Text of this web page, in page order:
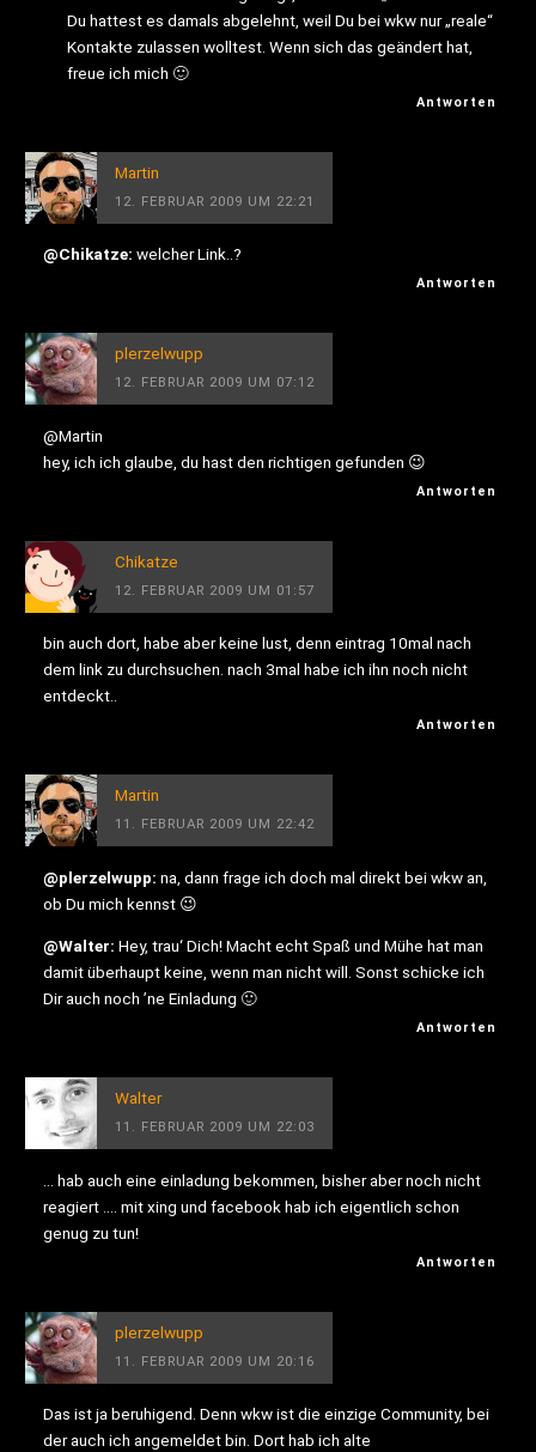
Du hattest es damals abgelehnt, weil Du bei wkw nur „reale“
Kontakte zulassen wolltest. Wenn sich das geändert hat,
freue ich mich 🙂
Antworten
Martin
12. FEBRUAR 2009 UM 22:21
@Chikatze: welcher Link..?
Antworten
plerzelwupp
12. FEBRUAR 2009 UM 07:12
@Martin
hey, ich ich glaube, du hast den richtigen gefunden 😉
Antworten
Chikatze
12. FEBRUAR 2009 UM 01:57
bin auch dort, habe aber keine lust, denn eintrag 10mal nach
dem link zu durchsuchen. nach 3mal habe ich ihn noch nicht
entdeckt..
Antworten
Martin
11. FEBRUAR 2009 UM 22:42
@plerzelwupp: na, dann frage ich doch mal direkt bei wkw an,
ob Du mich kennst 😉
@Walter: Hey, trau‘ Dich! Macht echt Spaß und Mühe hat man
damit überhaupt keine, wenn man nicht will. Sonst schicke ich
Dir auch noch ’ne Einladung 🙂
Antworten
Walter
11. FEBRUAR 2009 UM 22:03
… hab auch eine einladung bekommen, bisher aber noch nicht
reagiert …. mit xing und facebook hab ich eigentlich schon
genug zu tun!
Antworten
plerzelwupp
11. FEBRUAR 2009 UM 20:16
Das ist ja beruhigend. Denn wkw ist die einzige Community, bei
der auch ich angemeldet bin. Dort hab ich alte